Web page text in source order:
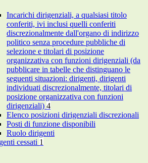
Incarichi dirigenziali, a qualsiasi titolo
conferiti, ivi inclusi quelli conferiti
discrezionalmente dall'organo di indirizzo
politico senza procedure pubbliche di
selezione e titolari di posizione
organizzativa con funzioni dirigenziali (da
pubblicare in tabelle che distinguano le
seguenti situazioni: dirigenti, dirigenti
individuati discrezionalmente, titolari di
posizione organizzativa con funzioni
dirigenziali) 4
Elenco posizioni dirigenziali discrezionali
Posti di funzione disponibili
Ruolo dirigenti
cessati 1